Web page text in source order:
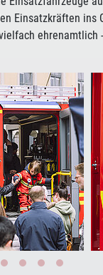
Einsatzkräften ins
ehrenamtlich